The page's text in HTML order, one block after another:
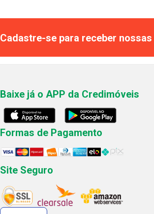
Cadastre-se para receber
Baixe já o APP da Credimóveis
Formas de Pagamento
Site Seguro